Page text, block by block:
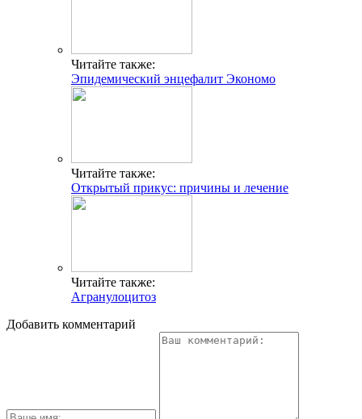
Читайте также:
Эпидемический энцефалит Экономо
Читайте также:
Открытый прикус: причины и лечение
Читайте также:
Агранулоцитоз
Добавить комментарий